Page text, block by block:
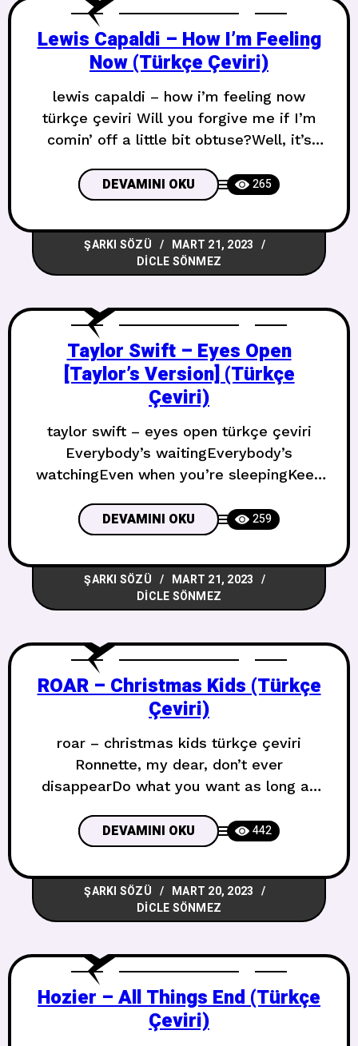
Lewis Capaldi – How I’m Feeling
Now (Türkçe Çeviri)
lewis capaldi – how i’m feeling now
türkçe çeviri Will you forgive me if I’m
comin’ off a little bit obtuse?Well, it’s
tell the truthI know I canI won’t Biraz
kalın konuşursam beni affeder misin?
Gerçeği söylemek zorunda kalmayalı bir
dakika olduYapabileceğimi
biliyorumYapmayacağım Suppose I
DEVAMINI OKU 265
ŞARKI SÖZÜ
MART 21, 2023
DICLE SÖNMEZ
Taylor Swift – Eyes Open
[Taylor’s Version] (Türkçe
Çeviri)
taylor swift – eyes open türkçe çeviri
Everybody’s waitingEverybody’s
watchingEven when you’re sleepingKeep
izliyorUyurken bileGözlerini açık tut The
tricky thingIs yesterday, we were just
childrenPlaying soldiers, just
pretendingDreaming dreams with happy
endingsIn backyardsWinnin’ battles with
stepped into a cruel worldWhere
everybody stands and keeps score
DEVAMINI OKU 259
ŞARKI SÖZÜ
MART 21, 2023
DICLE SÖNMEZ
ROAR – Christmas Kids (Türkçe
Çeviri)
roar – christmas kids türkçe çeviri
Ronnette, my dear, don’t ever
disappearDo what you want as long as
so muchMore than you could know
Ronnette, canım, asla kaybolmaBurada
kaldığın sürece istediğini yapŞimdi sana
ihtiyacım var, seni çok
seviyorumBilebileceğinden çok daha
DEVAMINI OKU 442
ŞARKI SÖZÜ
MART 20, 2023
DICLE SÖNMEZ
Hozier – All Things End (Türkçe
Çeviri)